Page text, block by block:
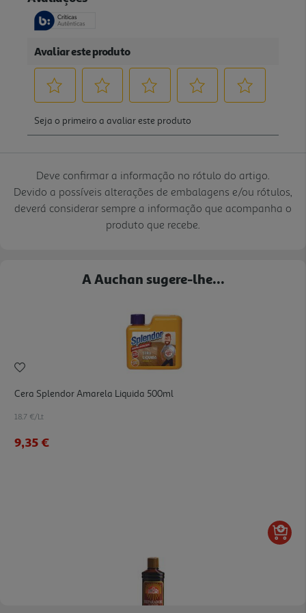
Deve confirmar a informação no rótulo do artigo.
Devido a possíveis alterações de embalagens e/ou rótulos,
deverá considerar sempre a informação que acompanha o
produto que recebe.
A Auchan sugere-lhe...
Cera Splendor Amarela Liquida 500ml
18.7 €/Lt
9,35 €